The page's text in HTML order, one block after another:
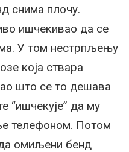
снима плочу.
ишчекивао да се
У том нестрпљењу
која ствара
што се то дешава
“ишчекује” да му
телефоном. Потом
омиљени бенд